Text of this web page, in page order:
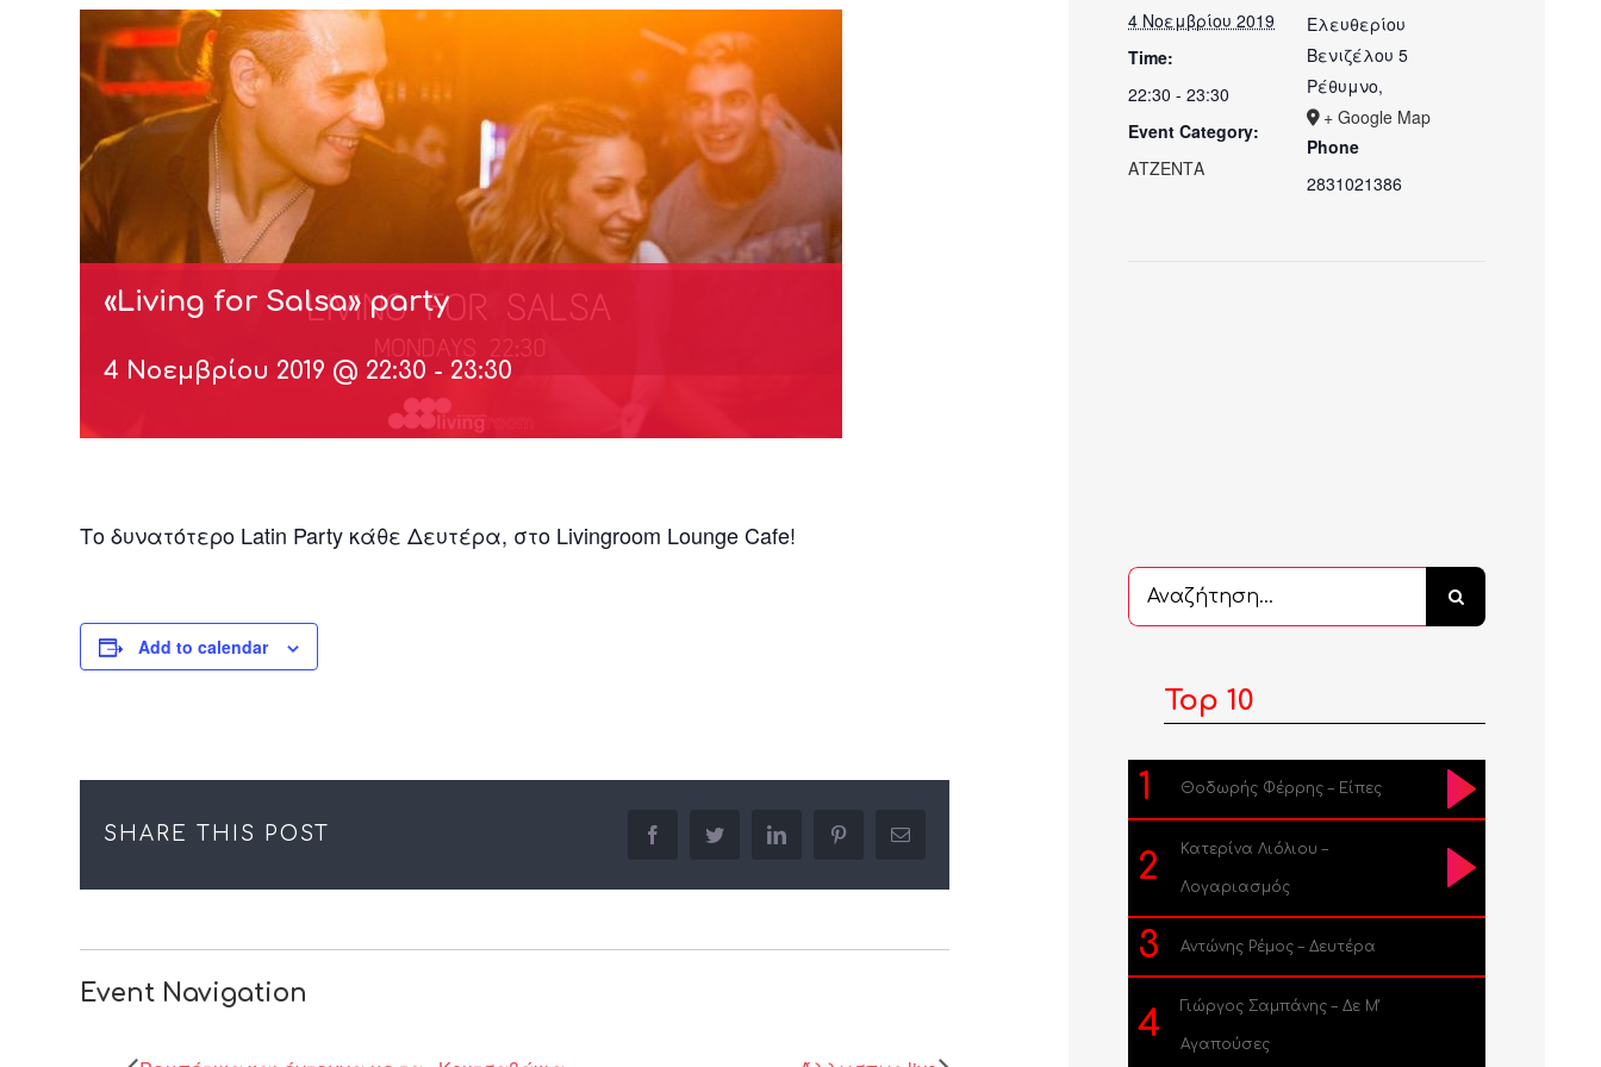
«Living for Salsa» party
4 Νοεμβρίου 2019 @ 22:30 - 23:30
Το δυνατότερο Latin Party κάθε Δευτέρα, στο Livingroom Lounge Cafe!
Add to calendar
SHARE THIS POST facebooktwitter linkedin pinterestEmail
Event Navigation
4 Νοεμβρίου 2019
Time:
22:30 - 23:30
Event Category:
ΑΤΖΕΝΤΑ
Ελευθερίου
Βενιζέλου 5
Ρέθυμνο,
+ Google Map
Phone
2831021386
Αναζήτηση
...
Top 10
1 Θοδωρής Φέρρης – Είπες
2 Κατερίνα Λιόλιου –
Λογαριασμός
3 Αντώνης Ρέμος – Δευτέρα
4 Γιώργος Σαμπάνης – Δε Μ’
Αγαπούσες